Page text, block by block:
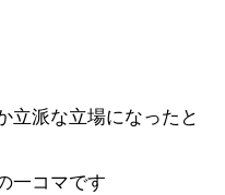
立派な立場になったと
一コマです